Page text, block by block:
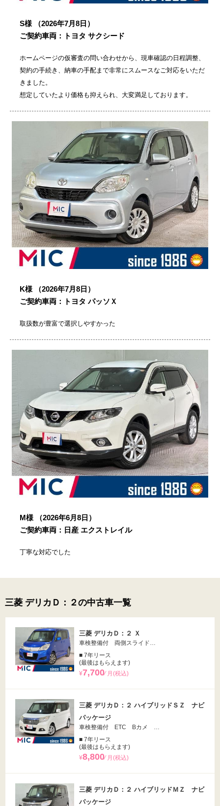
S様
（2026年7月8日）
ご契約車両：トヨタ サクシード
ホームページの仮審査の問い合わせから、現車確認の日程調整、
契約の手続き、納車の手配まで非常にスムースなご対応をいただ
きました。
想定していたより価格も抑えられ、大変満足しております。
K様
（2026年7月8日）
ご契約車両：トヨタ パッソＸ
取扱数が豊富で選択しやすかった
M様
（2026年6月8日）
ご契約車両：日産 エクストレイル
丁寧な対応でした
三菱 デリカＤ：２の中古車一覧
三菱 デリカＤ：２ Ｘ
車検整備付 両側スライド…
■ 7年リース
(最後はもらえます)
¥7,700⁄ 月(税込)
三菱 デリカＤ：２ ハイブリッドＳＺ ナビ
パッケージ
車検整備付 ETC Bカメ …
■ 7年リース
(最後はもらえます)
¥8,800⁄ 月(税込)
三菱 デリカＤ：２ ハイブリッドＭＺ ナビ
パッケージ